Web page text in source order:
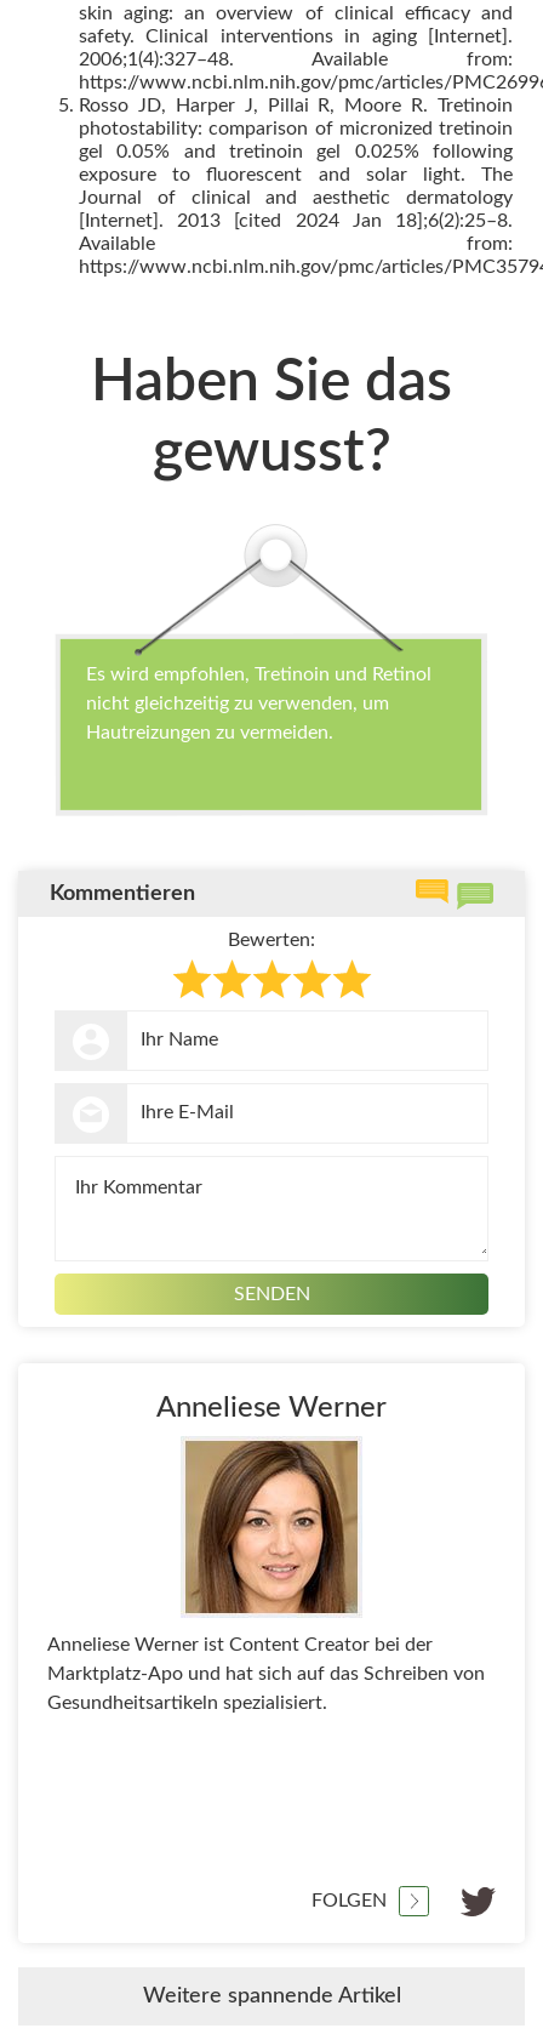
skin aging: an overview of clinical efficacy and
safety. Clinical interventions in aging [Internet].
2006;1(4):327–48. Available from:
https://www.ncbi.nlm.nih.gov/pmc/articles/
Rosso JD, Harper J, Pillai R, Moore R. Tretinoin
photostability: comparison of micronized tretinoin
gel 0.05% and tretinoin gel 0.025% following
exposure to fluorescent and solar light. The
Journal of clinical and aesthetic dermatology
[Internet]. 2013 [cited 2024 Jan 18];6(2):25–8.
Available from:
https://www.ncbi.nlm.nih.gov/pmc/articles/
Haben Sie das
gewusst?
Es wird empfohlen, Tretinoin und Retinol
nicht gleichzeitig zu verwenden, um
Hautreizungen zu vermeiden.
Kommentieren
Bewerten:
Anneliese Werner
Anneliese Werner ist Content Creator bei der
Marktplatz-Apo und hat sich auf das Schreiben von
Gesundheitsartikeln spezialisiert.
FOLGEN
Weitere spannende Artikel